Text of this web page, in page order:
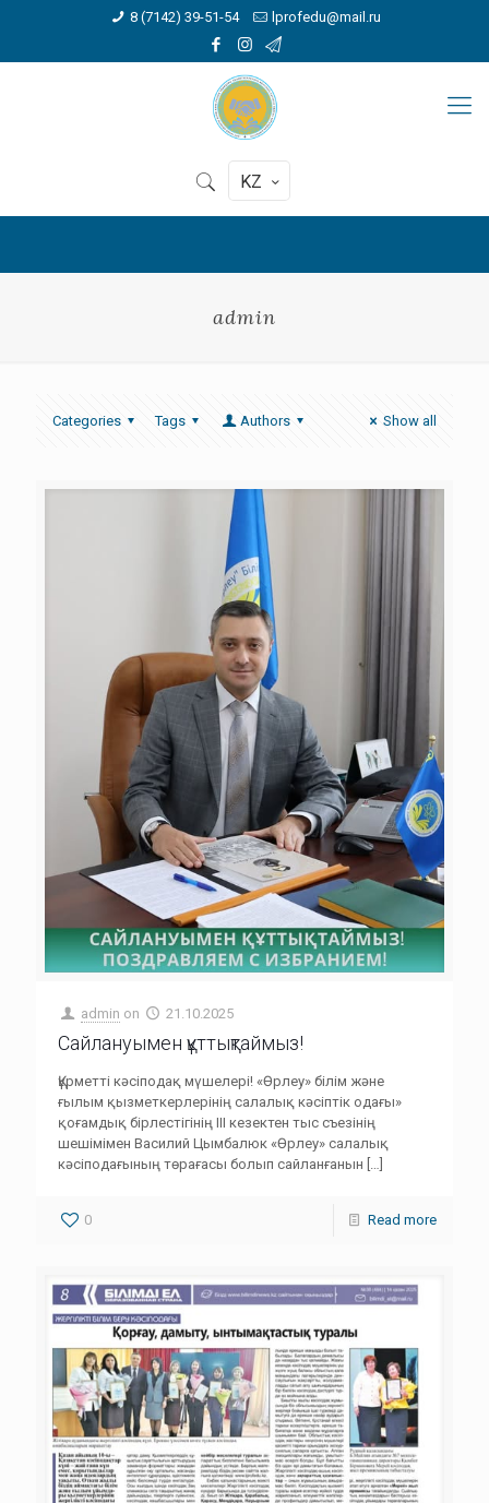
8 (7142) 39-51-54 lprofedu@mail.ru
KZ
admin
Categories Tags Authors Show all
admin on 21.10.2025
Сайлануымен құттықтаймыз!
Құрметті кәсіподақ мүшелері! «Өрлеу» білім және
ғылым қызметкерлерінің салалық кәсіптік одағы»
қоғамдық бірлестігінің III кезектен тыс съезінің
шешімімен Василий Цымбалюк «Өрлеу» салалық
кәсіподағының төрағасы болып сайланғанын […]
0 Read more